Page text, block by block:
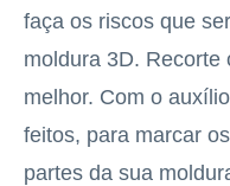
faça os riscos que
moldura 3D. Recorte
melhor. Com o
feitos, para marcar
partes da sua